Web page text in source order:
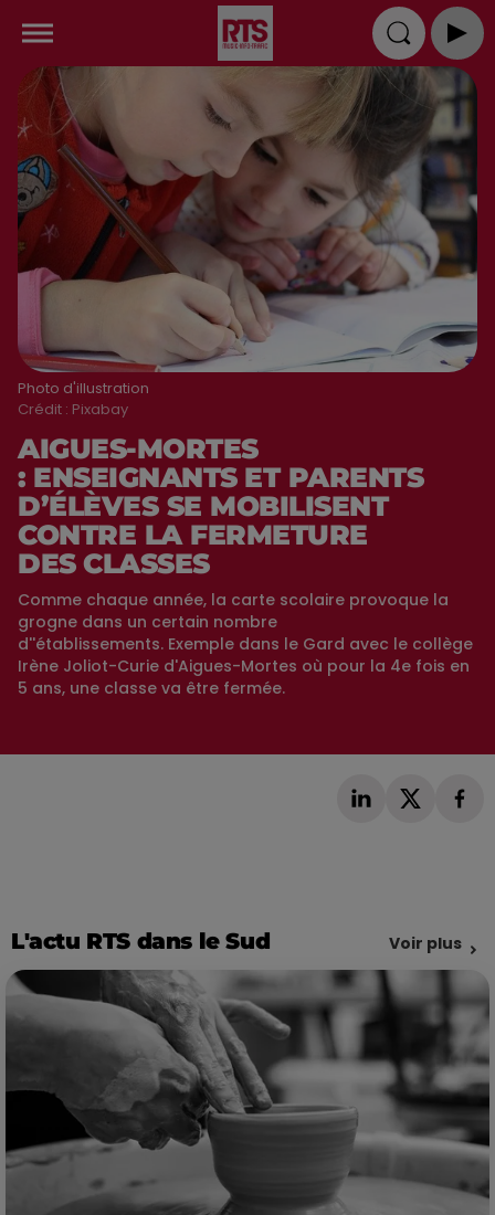
Photo d'illustration
Crédit : Pixabay
AIGUES-MORTES
: ENSEIGNANTS ET PARENTS
D’ÉLÈVES SE MOBILISENT
CONTRE LA FERMETURE
DES CLASSES
Comme chaque année, la carte scolaire provoque la
grogne dans un certain nombre
d''établissements. Exemple dans le Gard avec le collège
Irène Joliot-Curie d'Aigues-Mortes où pour la 4e fois en
5 ans, une classe va être fermée.
L'actu RTS dans le Sud Voir plus